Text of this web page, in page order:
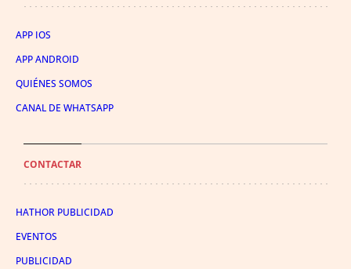
APP IOS
APP ANDROID
QUIÉNES SOMOS
CANAL DE WHATSAPP
CONTACTAR
HATHOR PUBLICIDAD
EVENTOS
PUBLICIDAD